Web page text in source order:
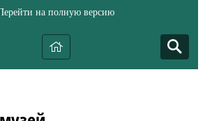
на полную версию